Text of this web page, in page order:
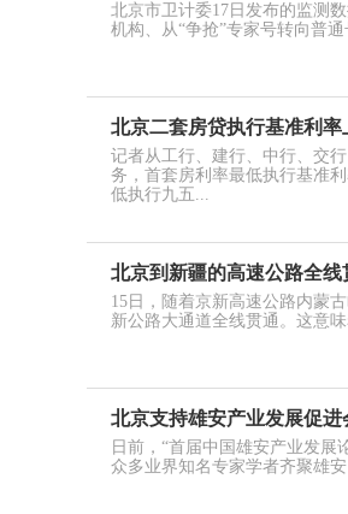
北京市卫计委17日发布的监测
机构、从“争抢”专家号转向普
北京二套房贷执行基准利率
记者从工行、建行、中行、交
务，首套房利率最低执行基准
低执行九五...
北京到新疆的高速公路全线
15日，随着京新高速公路内蒙
新公路大通道全线贯通。这意
北京支持雄安产业发展促进
日前，“首届中国雄安产业发展
众多业界知名专家学者齐聚雄